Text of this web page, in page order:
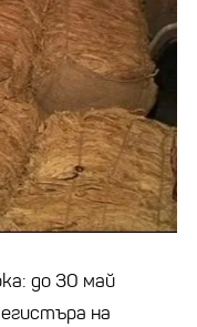
до 30 май
на